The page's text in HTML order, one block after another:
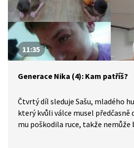
tvorbě nacházejí oporu, kolektiv a
11:35
Generace Nika (4): Kam patříš?
Čtvrtý díl sleduje Sašu, mladého
který kvůli válce musel předčasně
mu poškodila ruce, takže nemůže